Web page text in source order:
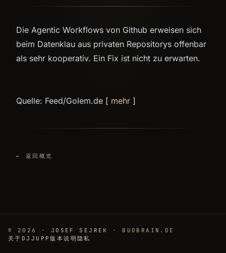
Die Agentic Workflows von Github erweisen sich
beim Datenklau aus privaten Repositorys offenbar
als sehr kooperativ. Ein Fix ist nicht zu erwarten.
Quelle: Feed/Golem.de [ mehr ]
← 返回概览
© 2026 · JOSEF SEJREK
· BUDBRAIN.DE
关于 DJJUPP版本说明隐私